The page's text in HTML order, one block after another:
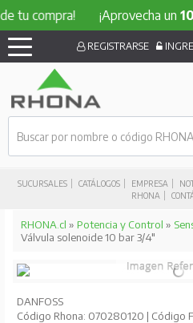
compra! ¡Aprovecha un
SUCURSALES CATÁLOGOS EMPRESA
RHONA
REGISTRARSE
RHONA.cl » Potencia y Control »
Válvula solenoide 10 bar 3/4"
DANFOSS
Código Rhona: 070280120 | Código